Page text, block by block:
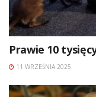
Prawie 10
11 WRZEŚNIA 2025